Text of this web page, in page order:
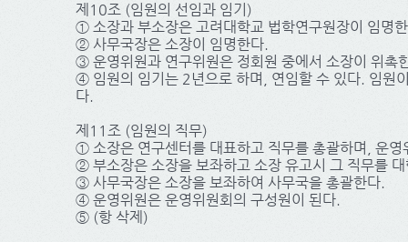
제10조 (임원의 선임과 임기)
① 소장과 부소장은 고려대학교 법학연구원장이 임명
② 사무국장은 소장이 임명한다.
③ 운영위원과 연구위원은 정회원 중에서 소장이 위촉
④ 임원의 임기는 2년으로 하며, 연임할 수 있다. 임원
다.
제11조 (임원의 직무)
① 소장은 연구센터를 대표하고 직무를 총괄하며, 운영
② 부소장은 소장을 보좌하고 소장 유고시 그 직무를
③ 사무국장은 소장을 보좌하여 사무국을 총괄한다.
④ 운영위원은 운영위원회의 구성원이 된다.
⑤ (항 삭제)